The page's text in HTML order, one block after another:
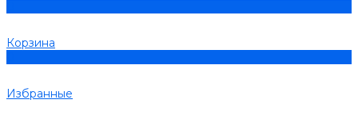
Корзина
Избранные